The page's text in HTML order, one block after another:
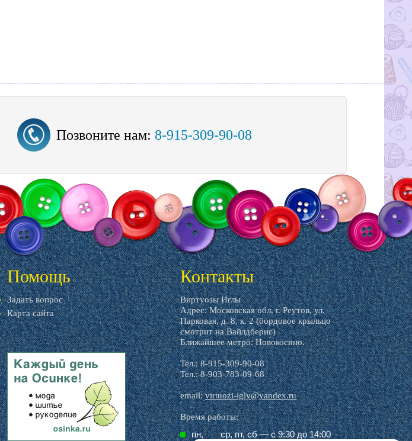
Позвоните нам: 8-915-309-90-08
Помощь
Задать вопрос
Карта сайта
Контакты
Виртуозы Иглы
Адрес: Московская обл, г. Реутов, ул.
Парковая, д. 8, к. 2 (бордовое крыльцо
смотрит на Вайлдберис)
Ближайшее метро: Новокосино.
Тел.: 8-915-309-90-08
Тел.: 8-903-783-09-68
email:virtuozi-igly@yandex.ru
Время работы:
пн, ср, пт, cб — с 9:30 до 14:00